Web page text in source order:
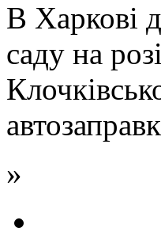
В Харкові
саду на
»